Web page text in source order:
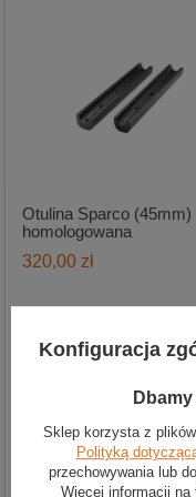
Otulina Sparco (45mm)
homologowana
320,00 zł
Konfiguracja
Sklep korzysta z
Polityką
przechowywania lub
Więcej informacji na